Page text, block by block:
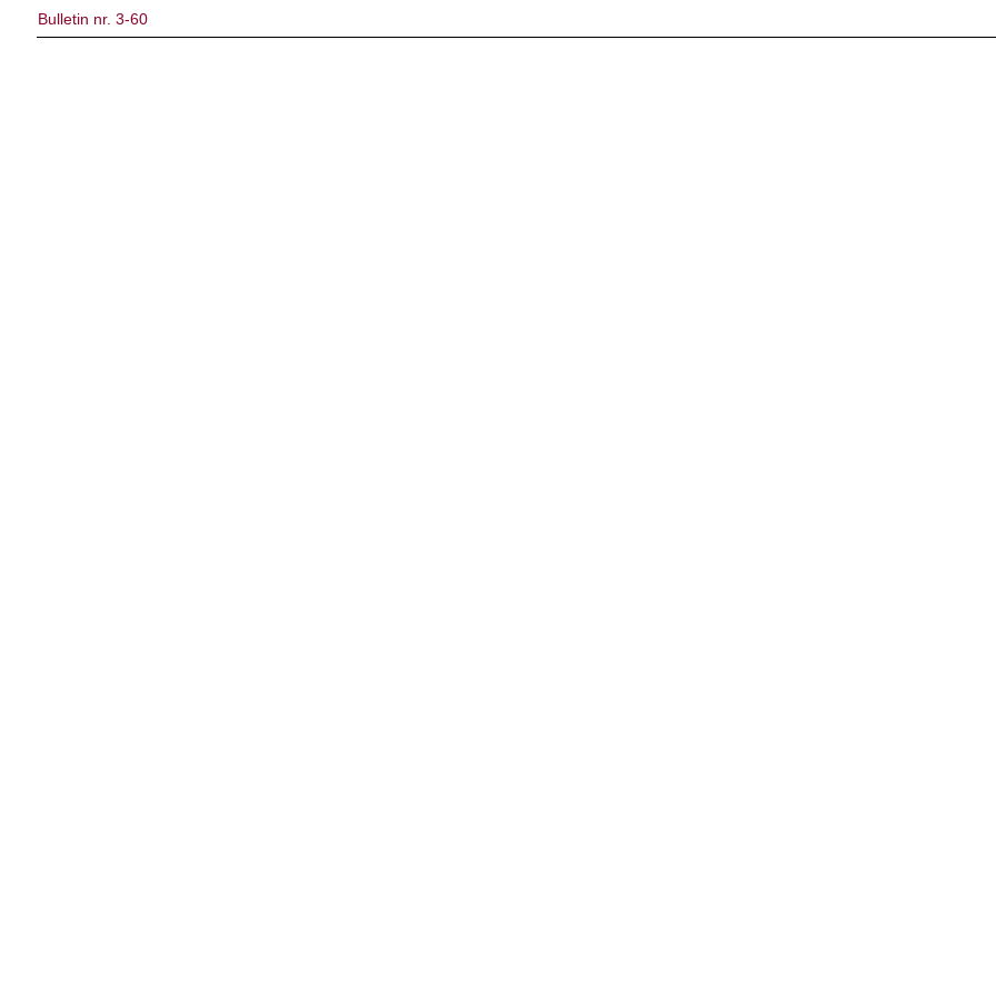
Bulletin nr. 3-60